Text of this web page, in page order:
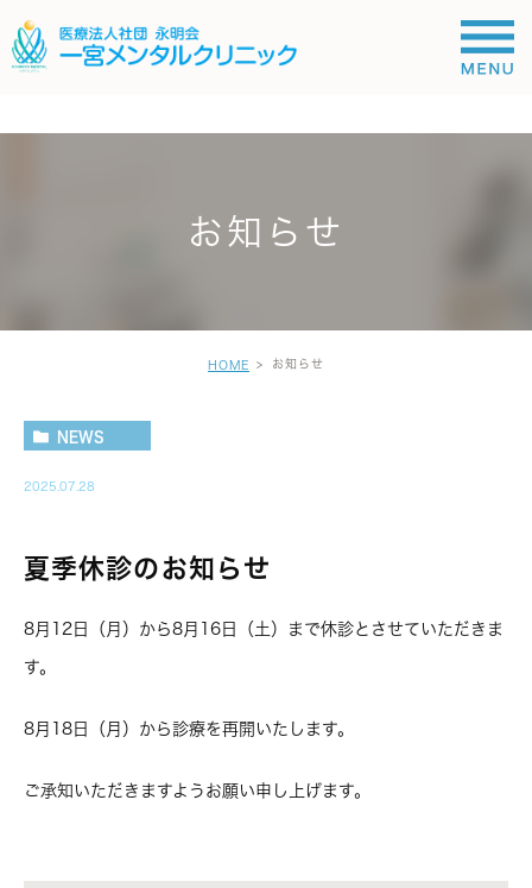
お知らせ
HOME お知らせ
NEWS
2025.07.28
夏季休診のお知らせ
8月12日（月）から8月16日（土） まで休診とさせていただきま
す。
8月18日（月）から診療を再開いたします。
ご承知いただきますようお願い申し上げます。